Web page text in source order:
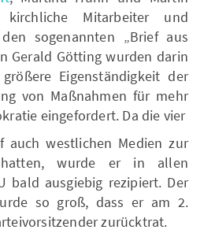
Mitarbeiter und
sogenannten „Brief aus
Gerald Götting wurden darin
Eigenständigkeit der
von Maßnahmen für mehr
eingefordert. Da die vier
auch westlichen Medien zur
hatten, wurde er in allen
bald ausgiebig rezipiert. Der
so groß, dass er am 2.
zurücktrat.